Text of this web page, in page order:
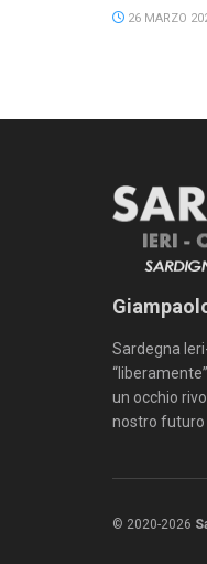
26 MARZO
Sardegna
un occhio
nostro futuro
© 2020-2026